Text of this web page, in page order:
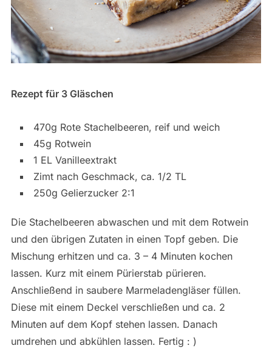
Rezept für 3 Gläschen
470g Rote Stachelbeeren, reif und weich
45g Rotwein
1 EL Vanilleextrakt
Zimt nach Geschmack, ca. 1/2 TL
250g Gelierzucker 2:1
Die Stachelbeeren abwaschen und mit dem Rotwein
und den übrigen Zutaten in einen Topf geben. Die
Mischung erhitzen und ca. 3 – 4 Minuten kochen
lassen. Kurz mit einem Pürierstab pürieren.
Anschließend in saubere Marmeladengläser füllen.
Diese mit einem Deckel verschließen und ca. 2
Minuten auf dem Kopf stehen lassen. Danach
umdrehen und abkühlen lassen. Fertig : )